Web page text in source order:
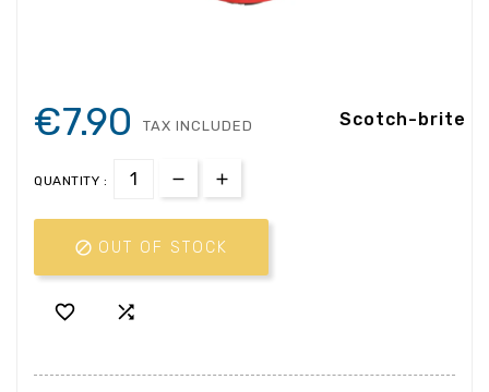
Scotch-brite
€7.90 TAX INCLUDED
QUANTITY :
 OUT OF STOCK
 